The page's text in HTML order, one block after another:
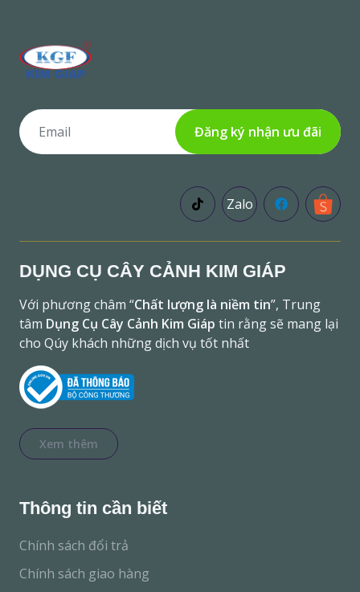
Đăng ký nhận ưu đãi
Zalo
DỤNG CỤ CÂY CẢNH KIM GIÁP
Với phương châm “Chất lượng là niềm tin”, Trung
tâm Dụng Cụ Cây Cảnh Kim Giáp tin rằng sẽ mang lại
cho Qúy khách những dịch vụ tốt nhất
Xem thêm
Thông tin cần biết
Chính sách đổi trả
Chính sách giao hàng